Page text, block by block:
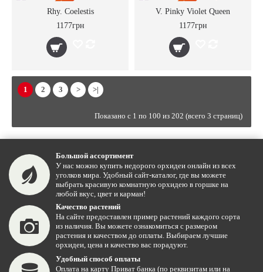
ПРЕДЗАКАЗ
Rhy. Coelestis
1177грн
ПРЕДЗАКАЗ
V. Pinky Violet Queen
1177грн
1 2 3 > >|
Показано с 1 по 100 из 202 (всего 3 страниц)
Большой ассортимент
У нас можно купить недорого орхидеи онлайн из всех
уголков мира. Удобный сайт-каталог, где вы можете
выбрать красивую комнатную орхидею в горшке на
любой вкус, цвет и карман!
Качество растений
На сайте предоставлен пример растений каждого сорта
из наличия. Вы можете ознакомиться с размером
растения и качеством до оплаты. Выбираем лучшие
орхидеи, цена и качество вас порадуют.
Удобный способ оплаты
Оплата на карту Приват банка (по реквизитам или на